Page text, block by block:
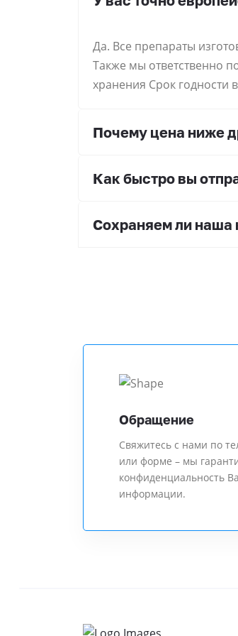
Да. Все препараты
Также мы ответственно
хранения Срок годности
Почему цена ниже
Как быстро вы
Сохраняем ли наша
Обращение
Свяжитесь с нами по
или форме – мы
конфиденциальность
информации.